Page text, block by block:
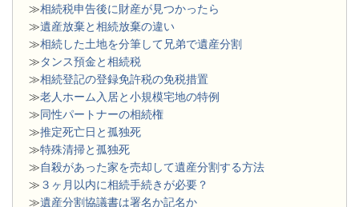
≫相続税申告後に財産が見つかったら
≫遺産放棄と相続放棄の違い
≫相続した土地を分筆して兄弟で遺産分割
≫タンス預金と相続税
≫相続登記の登録免許税の免税措置
≫老人ホーム入居と小規模宅地の特例
≫同性パートナーの相続権
≫推定死亡日と孤独死
≫特殊清掃と孤独死
≫自殺があった家を売却して遺産分割する方法
≫ ３ヶ月以内に相続手続きが必要？
≫遺産分割協議書は署名か記名か